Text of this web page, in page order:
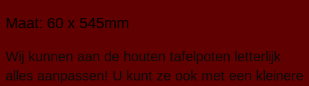
Maat: 60 x 545mm
Wij kunnen aan de houten tafelpoten letterlijk
alles aanpassen! U kunt ze ook met een kleinere